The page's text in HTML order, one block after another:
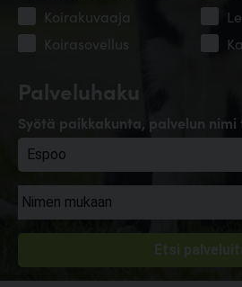
Palveluhaku
Syötä paikkakunta, palvelun nimi
Koirakuvaaja
Koirasovellus